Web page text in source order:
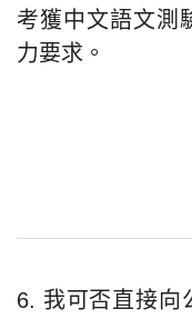
考獲中文語文測
力要求。
6. 我可否直接向